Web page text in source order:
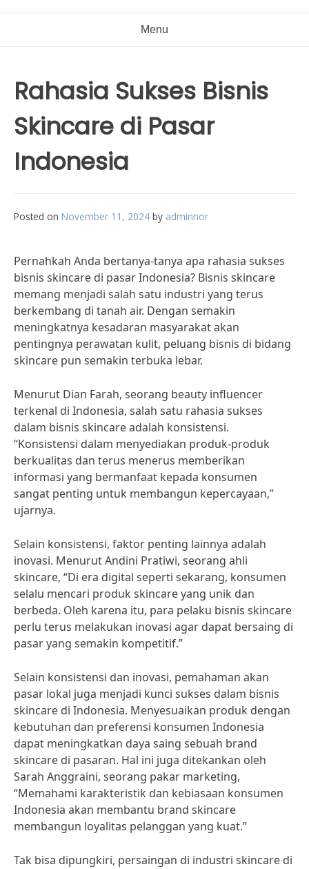
Menu
Rahasia Sukses Bisnis
Skincare di Pasar
Indonesia
Posted on November 11, 2024 by adminnor
Pernahkah Anda bertanya-tanya apa rahasia sukses
bisnis skincare di pasar Indonesia? Bisnis skincare
memang menjadi salah satu industri yang terus
berkembang di tanah air. Dengan semakin
meningkatnya kesadaran masyarakat akan
pentingnya perawatan kulit, peluang bisnis di bidang
skincare pun semakin terbuka lebar.
Menurut Dian Farah, seorang beauty influencer
terkenal di Indonesia, salah satu rahasia sukses
dalam bisnis skincare adalah konsistensi.
“Konsistensi dalam menyediakan produk-produk
berkualitas dan terus menerus memberikan
informasi yang bermanfaat kepada konsumen
sangat penting untuk membangun kepercayaan,”
ujarnya.
Selain konsistensi, faktor penting lainnya adalah
inovasi. Menurut Andini Pratiwi, seorang ahli
skincare, “Di era digital seperti sekarang, konsumen
selalu mencari produk skincare yang unik dan
berbeda. Oleh karena itu, para pelaku bisnis skincare
perlu terus melakukan inovasi agar dapat bersaing di
pasar yang semakin kompetitif.”
Selain konsistensi dan inovasi, pemahaman akan
pasar lokal juga menjadi kunci sukses dalam bisnis
skincare di Indonesia. Menyesuaikan produk dengan
kebutuhan dan preferensi konsumen Indonesia
dapat meningkatkan daya saing sebuah brand
skincare di pasaran. Hal ini juga ditekankan oleh
Sarah Anggraini, seorang pakar marketing,
“Memahami karakteristik dan kebiasaan konsumen
Indonesia akan membantu brand skincare
membangun loyalitas pelanggan yang kuat.”
Tak bisa dipungkiri, persaingan di industri skincare di